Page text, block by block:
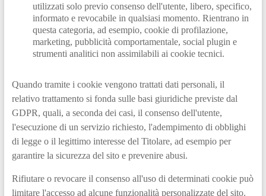
utilizzati solo previo consenso dell'utente, libero, specifico,
informato e revocabile in qualsiasi momento. Rientrano in
questa categoria, ad esempio, cookie di profilazione,
marketing, pubblicità comportamentale, social plugin e
strumenti analitici non assimilabili ai cookie tecnici.
Quando tramite i cookie vengono trattati dati personali, il
relativo trattamento si fonda sulle basi giuridiche previste dal
GDPR, quali, a seconda dei casi, il consenso dell'utente,
l'esecuzione di un servizio richiesto, l'adempimento di obblighi
di legge o il legittimo interesse del Titolare, ad esempio per
garantire la sicurezza del sito e prevenire abusi.
Rifiutare o revocare il consenso all'uso di determinati cookie può
limitare l'accesso ad alcune funzionalità personalizzate del sito.